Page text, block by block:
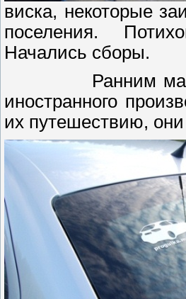
виска, некоторые
поселения.
Начались сборы.
Ранним
иностранного
их путешествию,